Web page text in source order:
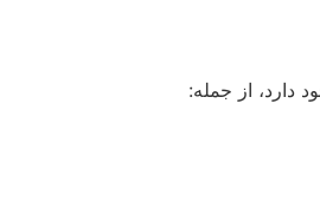
دارد، از جمله: